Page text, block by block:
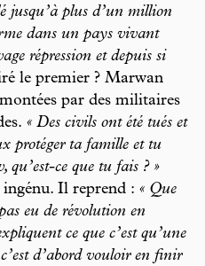
jusqu’à plus d’un million
dans un pays vivant
répression et depuis si
le premier ? Marwan
par des militaires
« Des civils ont été tués et
protéger ta famille et tu
ce que tu fais ? »
Il reprend : « Que
eu de révolution en
ce que c’est qu’une
d’abord vouloir en finir